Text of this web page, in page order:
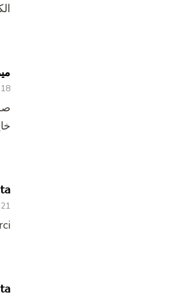
18 نوفمبر، 2010 الساعة 12:00 ص
21 أكتوبر، 2010 الساعة 12:00 ص